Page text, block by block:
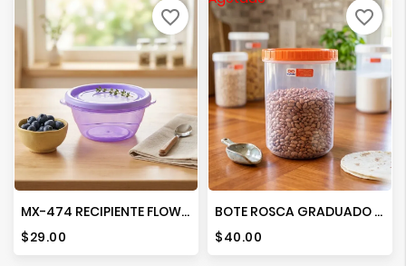
MX-474 RECIPIENTE FLOWER No.00
Precio
$29.00
favorite_border
BOTE ROSCA GRADUADO GRANDE
Precio
$40.00
favorite_border